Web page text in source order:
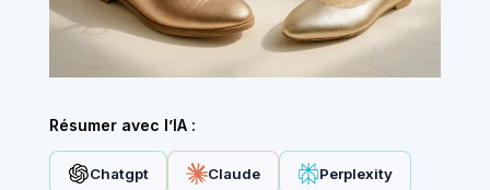
Résumer avec l’IA :
Chatgpt Claude Perplexity